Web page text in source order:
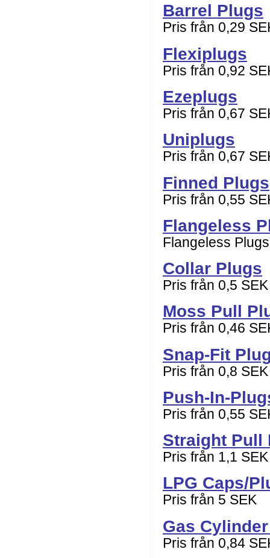
Barrel Plugs
Pris från 0,29
Flexiplugs
Pris från 0,92
Ezeplugs
Pris från 0,67
Uniplugs
Pris från 0,67
Finned Plugs
Pris från 0,55
Flangeless
Flangeless
Collar Plugs
Pris från 0,5 SEK
Moss Pull
Pris från 0,46
Snap-Fit
Pris från 0,8 SEK
Push-In-
Pris från 0,55
Straight Pull
Pris från 1,1 SEK
LPG Caps/
Pris från 5 SEK
Gas
Pris från 0,84